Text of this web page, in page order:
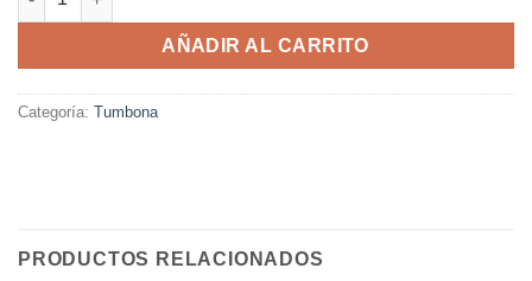
AÑADIR AL CARRITO
Categoría: Tumbona
PRODUCTOS RELACIONADOS